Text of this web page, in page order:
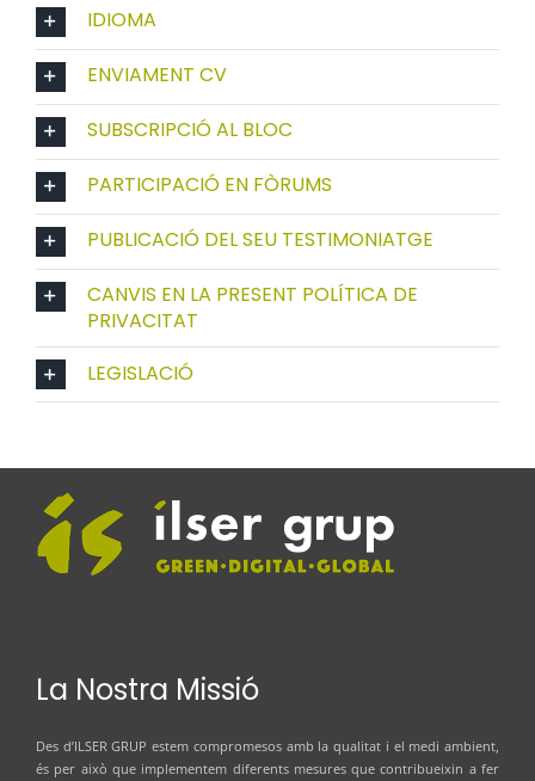
IDIOMA
ENVIAMENT CV
SUBSCRIPCIÓ AL BLOC
PARTICIPACIÓ EN FÒRUMS
PUBLICACIÓ DEL SEU TESTIMONIATGE
CANVIS EN LA PRESENT POLÍTICA DE
PRIVACITAT
LEGISLACIÓ
La Nostra Missió
Des d’ILSER GRUP estem compromesos amb la qualitat i el medi ambient,
és per això que implementem diferents mesures que contribueixin a fer